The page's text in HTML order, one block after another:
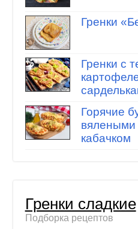
Гренки
Гренки с
Горячие
кабачком
Гренки сладкие
Подборка рецептов